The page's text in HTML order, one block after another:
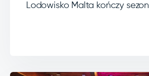
Lodowisko Malta kończy sezon